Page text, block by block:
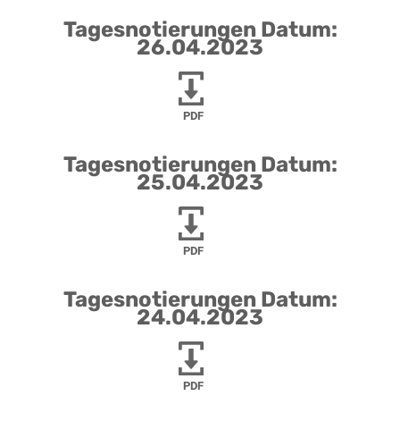
Tagesnotierungen Datum:
26.04.2023
PDF
Tagesnotierungen Datum:
25.04.2023
PDF
Tagesnotierungen Datum:
24.04.2023
PDF